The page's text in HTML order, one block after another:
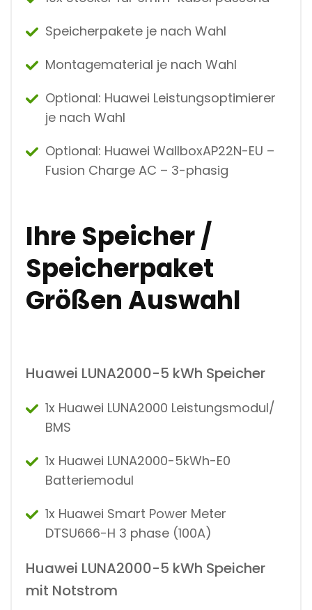
Speicherpakete je nach Wahl
Montagematerial je nach Wahl
Optional: Huawei Leistungsoptimierer
je nach Wahl
Optional: Huawei WallboxAP22N-EU –
Fusion Charge AC – 3-phasig
Ihre Speicher /
Speicherpaket
Größen Auswahl
Huawei LUNA2000-5 kWh Speicher
1x Huawei LUNA2000 Leistungsmodul/
BMS
1x Huawei LUNA2000-5kWh-E0
Batteriemodul
1x Huawei Smart Power Meter
DTSU666-H 3 phase (100A)
Huawei LUNA2000-5 kWh Speicher
mit Notstrom